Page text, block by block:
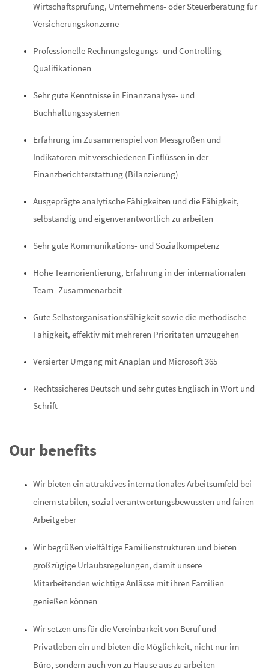
Wirtschaftsprüfung, Unternehmens- oder Steuerberatung für
Versicherungskonzerne
Professionelle Rechnungslegungs- und Controlling-
Qualifikationen
Sehr gute Kenntnisse in Finanzanalyse- und
Buchhaltungssystemen
Erfahrung im Zusammenspiel von Messgrößen und
Indikatoren mit verschiedenen Einflüssen in der
Finanzberichterstattung (Bilanzierung)
Ausgeprägte analytische Fähigkeiten und die Fähigkeit,
selbständig und eigenverantwortlich zu arbeiten
Sehr gute Kommunikations- und Sozialkompetenz
Hohe Teamorientierung, Erfahrung in der internationalen
Team- Zusammenarbeit
Gute Selbstorganisationsfähigkeit sowie die methodische
Fähigkeit, effektiv mit mehreren Prioritäten umzugehen
Versierter Umgang mit Anaplan und Microsoft 365
Rechtssicheres Deutsch und sehr gutes Englisch in Wort und
Schrift
Our benefits
Wir bieten ein attraktives internationales Arbeitsumfeld bei
einem stabilen, sozial verantwortungsbewussten und fairen
Arbeitgeber
Wir begrüßen vielfältige Familienstrukturen und bieten
großzügige Urlaubsregelungen, damit unsere
Mitarbeitenden wichtige Anlässe mit ihren Familien
genießen können
Wir setzen uns für die Vereinbarkeit von Beruf und
Privatleben ein und bieten die Möglichkeit, nicht nur im
Büro, sondern auch von zu Hause aus zu arbeiten